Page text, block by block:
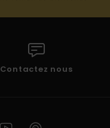
Contactez nous